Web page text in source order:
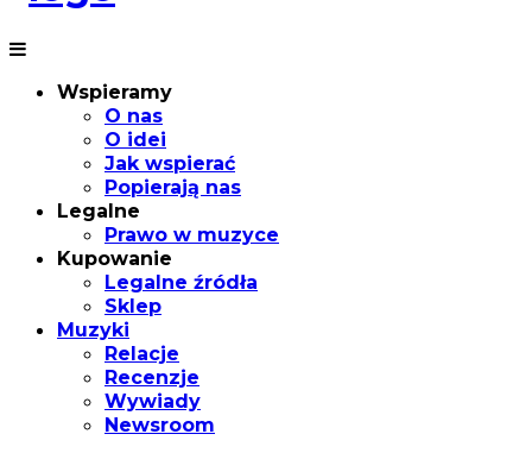
Wspieramy
O nas
O idei
Jak wspierać
Popierają nas
Legalne
Prawo w muzyce
Kupowanie
Legalne źródła
Sklep
Muzyki
Relacje
Recenzje
Wywiady
Newsroom